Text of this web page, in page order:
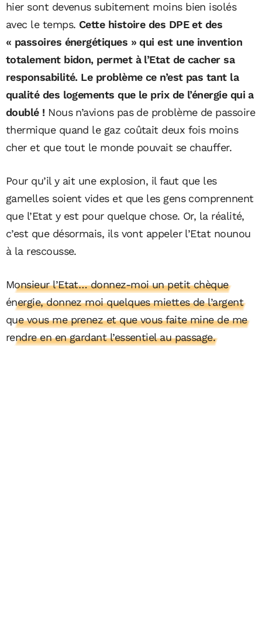
hier sont devenus subitement moins bien isolés
avec le temps. Cette histoire des DPE et des
« passoires énergétiques » qui est une invention
totalement bidon, permet à l’Etat de cacher sa
responsabilité. Le problème ce n’est pas tant la
qualité des logements que le prix de l’énergie qui a
doublé ! Nous n’avions pas de problème de passoire
thermique quand le gaz coûtait deux fois moins
cher et que tout le monde pouvait se chauffer.
Pour qu’il y ait une explosion, il faut que les
gamelles soient vides et que les gens comprennent
que l’Etat y est pour quelque chose. Or, la réalité,
c’est que désormais, ils vont appeler l’Etat nounou
à la rescousse.
Monsieur l’Etat… donnez-moi un petit chèque
énergie, donnez moi quelques miettes de l’argent
que vous me prenez et que vous faite mine de me
rendre en en gardant l’essentiel au passage.